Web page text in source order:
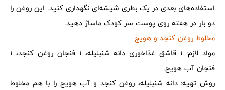
استفاده‌های بعدی در یک بطری شیشه‌ای نگهداری کنید. این روغن را
دو بار در هفته روی پوست سر کودک ماساژ دهید.
مخلوط روغن کنجد و هویج
مواد لازم: 1 قاشق غذاخوری دانه شنبلیله، 1 فنجان روغن کنجد، 1
فنجان آب هویج.
روش تهیه: دانه شنبلیله، روغن کنجد و آب هویج را با هم مخلوط